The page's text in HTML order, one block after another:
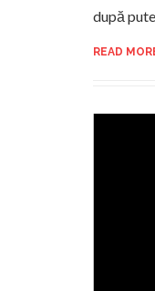
după
READ